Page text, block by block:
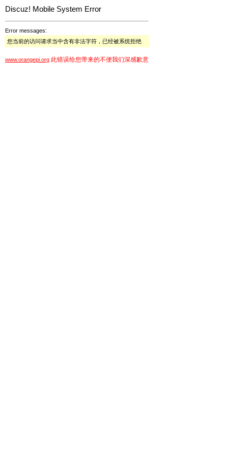
Discuz! Mobile System Error
Error messages:
您当前的访问请求当中含有非法字符，已经被系统拒绝
www.orangepi.org 此错误给您带来的不便我们深感歉意